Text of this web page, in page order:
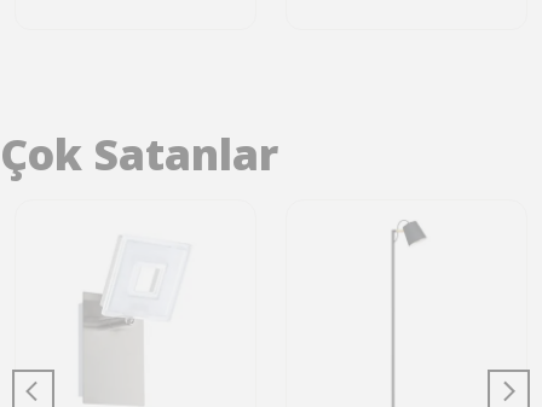
Çok Satanlar